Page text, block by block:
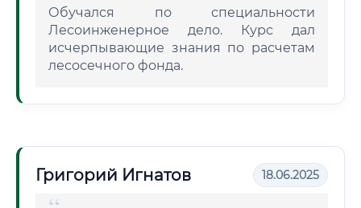
Обучался по специальности
Лесоинженерное дело. Курс дал
исчерпывающие знания по расчетам
лесосечного фонда.
Григорий Игнатов 18.06.2025